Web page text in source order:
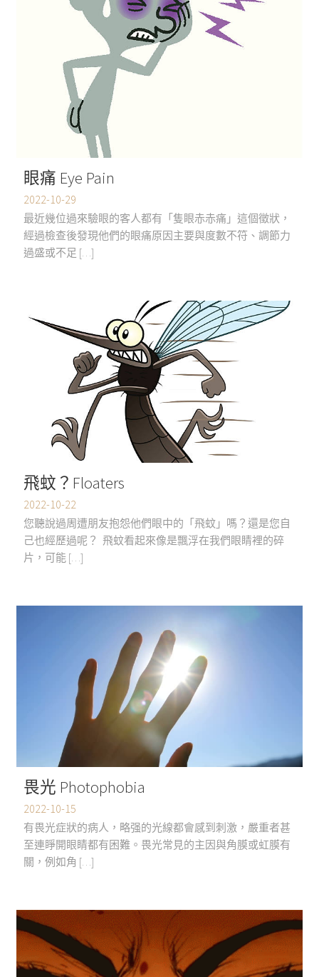
眼痛 Eye Pain
2022-10-29
最近幾位過來驗眼的客人都有「隻眼赤赤痛」這個徵狀，
經過檢查後發現他們的眼痛原因主要與度數不符、調節力
過盛或不足 […]
飛蚊？Floaters
2022-10-22
您聽說過周遭朋友抱怨他們眼中的「飛蚊」嗎？還是您自
己也經歷過呢？ 飛蚊看起來像是飄浮在我們眼睛裡的碎
片，可能 […]
畏光 Photophobia
2022-10-15
有畏光症狀的病人，略强的光線都會感到刺激，嚴重者甚
至連睜開眼睛都有困難。畏光常見的主因與角膜或虹膜有
關，例如角 […]